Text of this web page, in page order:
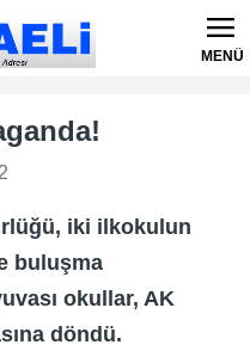
MENÜ
iki ilkokulun
buluşma
okullar, AK
döndü.